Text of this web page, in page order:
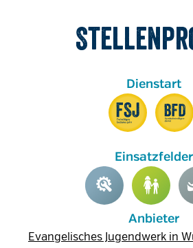
Anbieter
Evangelisches Jugendwerk in